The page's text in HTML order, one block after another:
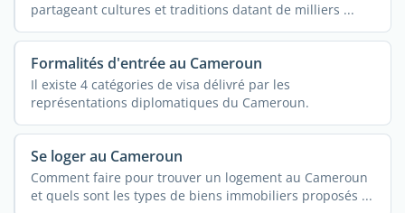
partageant cultures et traditions datant de milliers ...
Formalités d'entrée au Cameroun
Il existe 4 catégories de visa délivré par les
représentations diplomatiques du Cameroun.
Se loger au Cameroun
Comment faire pour trouver un logement au Cameroun
et quels sont les types de biens immobiliers proposés ...